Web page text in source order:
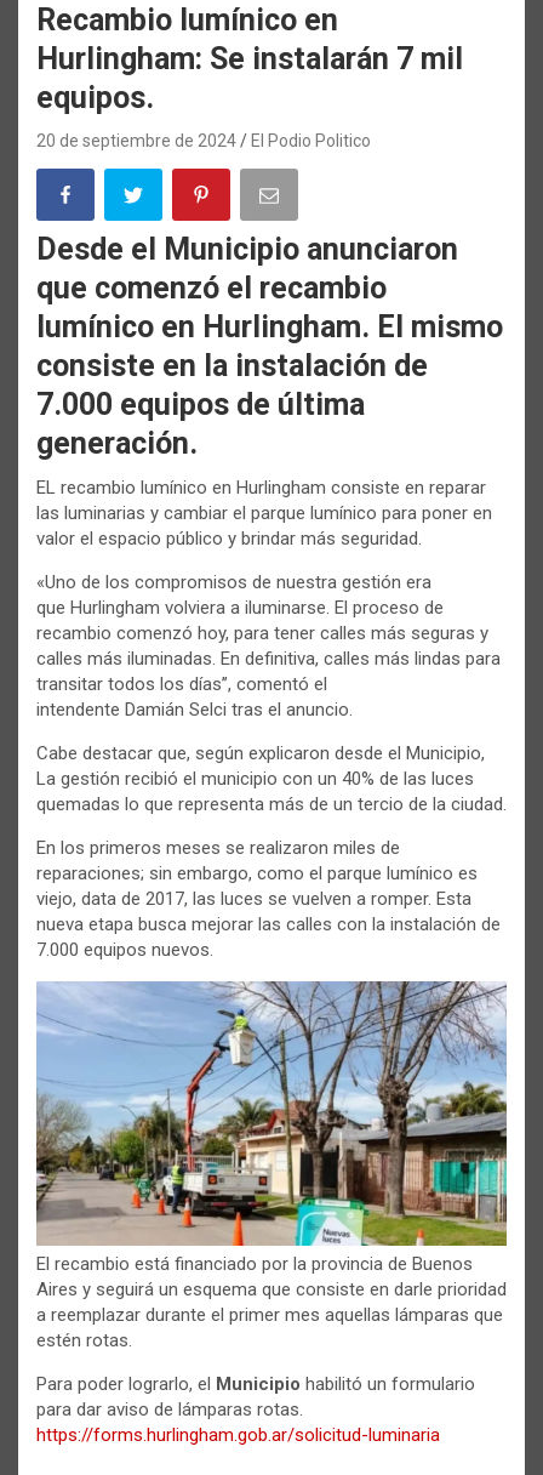
Recambio lumínico en
Hurlingham: Se instalarán 7 mil
equipos.
20 de septiembre de 2024 El Podio Politico
Desde el Municipio anunciaron
que comenzó el recambio
lumínico en Hurlingham. El mismo
consiste en la instalación de
7.000 equipos de última
generación.
EL recambio lumínico en Hurlingham consiste en reparar
las luminarias y cambiar el parque lumínico para poner en
valor el espacio público y brindar más seguridad.
«Uno de los compromisos de nuestra gestión era
que Hurlingham volviera a iluminarse. El proceso de
recambio comenzó hoy, para tener calles más seguras y
calles más iluminadas. En definitiva, calles más lindas para
transitar todos los días’’, comentó el
intendente Damián Selci tras el anuncio.
Cabe destacar que, según explicaron desde el Municipio,
La gestión recibió el municipio con un 40% de las luces
quemadas lo que representa más de un tercio de la ciudad.
En los primeros meses se realizaron miles de
reparaciones; sin embargo, como el parque lumínico es
viejo, data de 2017, las luces se vuelven a romper. Esta
nueva etapa busca mejorar las calles con la instalación de
7.000 equipos nuevos.
El recambio está financiado por la provincia de Buenos
Aires y seguirá un esquema que consiste en darle prioridad
a reemplazar durante el primer mes aquellas lámparas que
estén rotas.
Para poder lograrlo, el Municipio habilitó un formulario
para dar aviso de lámparas rotas.
https://forms.hurlingham.gob.ar/solicitud-luminaria